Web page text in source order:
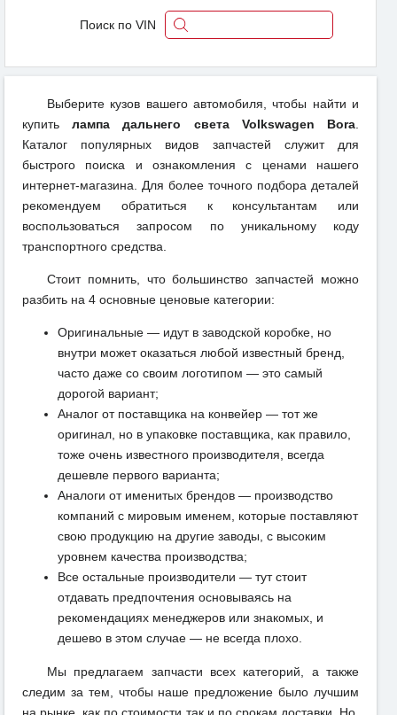
Поиск по VIN
Выберите кузов вашего автомобиля, чтобы найти и
купитьлампа дальнего света Volkswagen Bora
Каталог популярных видов запчастей служит для
быстрого поиска и ознакомления с ценами нашего
интернет-магазина. Для более точного подбора деталей
рекомендуем обратиться к консультантам или
воспользоваться запросом по уникальному коду
транспортного средства.
Стоит помнить, что большинство запчастей можно
разбить на 4 основные ценовые категории:
Оригинальные — идут в заводской коробке, но
внутри может оказаться любой известный бренд,
часто даже со своим логотипом — это самый
дорогой вариант;
Аналог от поставщика на конвейер — тот же
оригинал, но в упаковке поставщика, как правило,
тоже очень известного производителя, всегда
дешевле первого варианта;
Аналоги от именитых брендов — производство
компаний с мировым именем, которые поставляют
свою продукцию на другие заводы, с высоким
уровнем качества производства;
Все остальные производители — тут стоит
отдавать предпочтения основываясь на
рекомендациях менеджеров или знакомых, и
дешево в этом случае — не всегда плохо.
Мы предлагаем запчасти всех категорий, а также
следим за тем, чтобы наше предложение было лучшим